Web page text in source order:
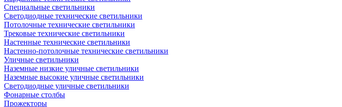
Специальные светильники
Светодиодные технические светильники
Потолочные технические светильники
Трековые технические светильники
Настенные технические светильники
Настенно-потолочные технические светильники
Уличные светильники
Наземные низкие уличные светильники
Наземные высокие уличные светильники
Светодиодные уличные светильники
Фонарные столбы
Прожекторы